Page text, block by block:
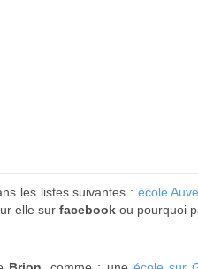
les listes suivantes : école
elle sur facebook ou pourquoi